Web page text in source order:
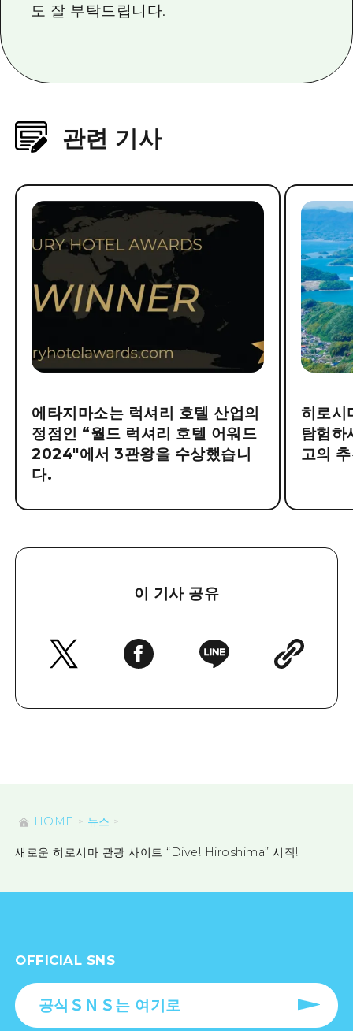
도 잘 부탁드립니다.
관련 기사
에타지마소는 럭셔리 호텔 산업의
정점인 “월드 럭셔리 호텔 어워드
2024"에서 3관왕을 수상했습니
다.
히로시
탐험하
고의
이 기사 공유
HOME 뉴스
새로운 히로시마 관광 사이트 “Dive! Hiroshima” 시작!
OFFICIAL SNS
공식ＳＮＳ는 여기로